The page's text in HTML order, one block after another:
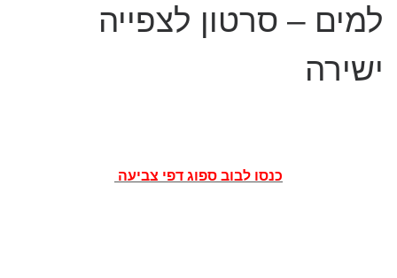
למים – סרטון לצפייה
ישירה
כנסו לבוב ספוג דפי צביעה